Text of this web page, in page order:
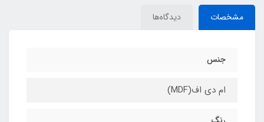
مشخصات دیدگاه‌ها
جنس
ام دی اف(MDF)